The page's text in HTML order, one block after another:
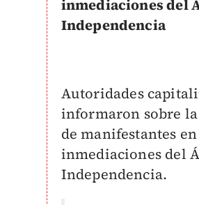
inmediaciones del
Independencia
Autoridades
informaron sobre
de manifestantes en
inmediaciones del
Independencia.